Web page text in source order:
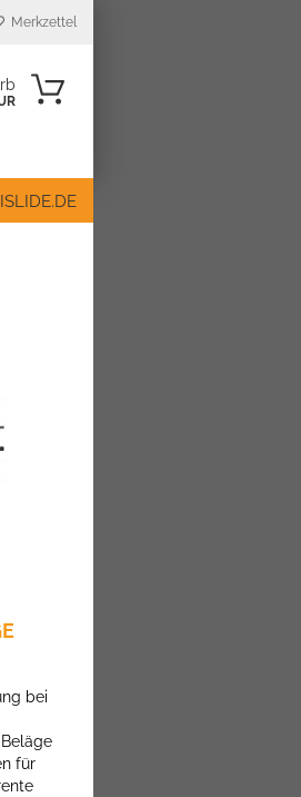
Merkzettel
bei
für